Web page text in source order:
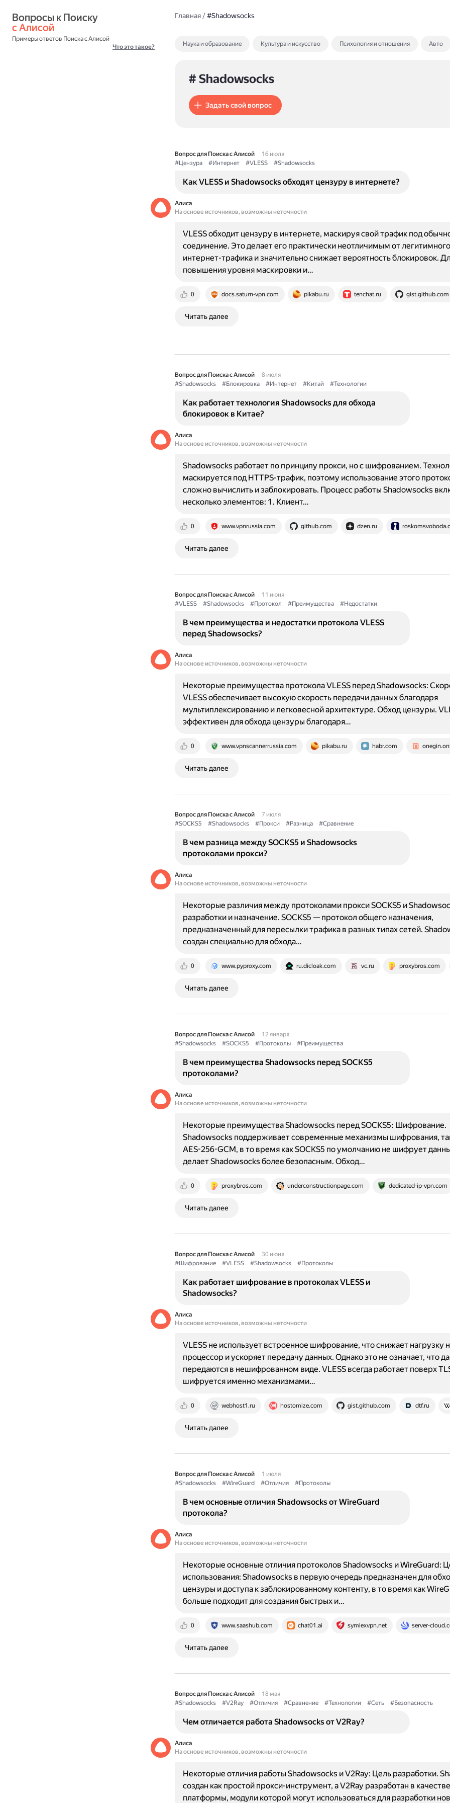
с Алисой
Примеры ответов Поиска с Алисой
Что это такое?
Главная/#Shadowsocks
Наука и образование Культура и искусство Психология и отношения Авто
# Shadowsocks
Задать свой вопрос
Вопрос для Поиска с Алисой
16 июля
#Цензура
#Интернет #VLESS #Shadowsocks
Как VLESS и Shadowsocks обходят цензуру в интернете?
Алиса
На основе источников, возможны неточности
0 docs.saturn-vpn.com pikabu.ru tenchat.ru gist.github.com
VLESS обходит цензуру в интернете, маскируя свой трафик под
соединение. Это делает его практически неотличимым от легитимного
интернет-трафика и значительно снижает вероятность блокировок.
повышения уровня маскировки и…
Читать далее
Вопрос для Поиска с Алисой
8 июля
#Shadowsocks
#Блокировка #Интернет #Китай #Технологии
Как работает технология Shadowsocks для обхода
блокировок в Китае?
Алиса
На основе источников, возможны неточности
0 www.vpnrussia.com github.com dzen.ru
Shadowsocks работает по принципу прокси, но с шифрованием.
маскируется под HTTPS-трафик, поэтому использование этого
сложно вычислить и заблокировать. Процесс работы Shadowsocks
несколько элементов: 1. Клиент…
Читать далее
Вопрос для Поиска с Алисой
11 июня
#VLESS
#Shadowsocks #Протокол #Преимущества #Недостатки
В чем преимущества и недостатки протокола VLESS
перед Shadowsocks?
Алиса
На основе источников, возможны неточности
0 www.vpnscannerrussia.com pikabu.ru habr.com
Некоторые преимущества протокола VLESS перед Shadowsocks:
VLESS обеспечивает высокую скорость передачи данных благодаря
мультиплексированию и легковесной архитектуре. Обход цензуры.
эффективен для обхода цензуры благодаря…
Читать далее
Вопрос для Поиска с Алисой
7 июля
#SOCKS5
#Shadowsocks #Прокси #Разница #Сравнение
В чем разница между SOCKS5 и Shadowsocks
протоколами прокси?
Алиса
На основе источников, возможны неточности
0 www.pyproxy.com ru.dicloak.com vc.ru proxybros.com
Некоторые различия между протоколами прокси SOCKS5 и
разработки и назначение. SOCKS5 — протокол общего назначения,
предназначенный для пересылки трафика в разных типах сетей.
создан специально для обхода…
Читать далее
Вопрос для Поиска с Алисой
12 января
#Shadowsocks
#SOCKS5 #Протоколы #Преимущества
В чем преимущества Shadowsocks перед SOCKS5
протоколами?
Алиса
На основе источников, возможны неточности
0 proxybros.com underconstructionpage.com dedicated-ip-vpn.com
Некоторые преимущества Shadowsocks перед SOCKS5: Шифрование.
Shadowsocks поддерживает современные механизмы шифрования,
AES-256-GCM, в то время как SOCKS5 по умолчанию не шифрует
делает Shadowsocks более безопасным. Обход…
Читать далее
Вопрос для Поиска с Алисой
30 июня
#Шифрование
#VLESS #Shadowsocks #Протоколы
Как работает шифрование в протоколах VLESS и
Shadowsocks?
Алиса
На основе источников, возможны неточности
0 webhost1.ru hostomize.com gist.github.com dtf.ru
VLESS не использует встроенное шифрование, что снижает нагрузку
процессор и ускоряет передачу данных. Однако это не означает, что
передаются в нешифрованном виде. VLESS всегда работает поверх
шифруется именно механизмами…
Читать далее
Вопрос для Поиска с Алисой
1 июля
#Shadowsocks
#WireGuard #Отличия #Протоколы
В чем основные отличия Shadowsocks от WireGuard
протокола?
Алиса
На основе источников, возможны неточности
0 www.saashub.com chat01.ai symlexvpn.net server-
Некоторые основные отличия протоколов Shadowsocks и WireGuard:
использования: Shadowsocks в первую очередь предназначен для
цензуры и доступа к заблокированному контенту, в то время как
больше подходит для создания быстрых и…
Читать далее
Вопрос для Поиска с Алисой
18 мая
#Shadowsocks
#V2Ray #Отличия #Сравнение #Технологии #Сеть #Безопасность
Чем отличается работа Shadowsocks от V2Ray?
Алиса
На основе источников, возможны неточности
Некоторые отличия работы Shadowsocks и V2Ray: Цель разработки.
создан как простой прокси-инструмент, а V2Ray разработан в качестве
платформы, модули которой могут использоваться для разработки